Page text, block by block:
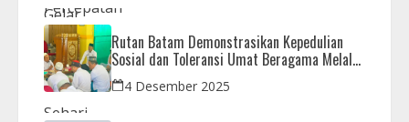
Rutan Batam Demonstrasikan Kepedulian
Sosial dan Toleransi Umat Beragama Melalui
Doa Bersama Korban Bencana
4 Desember 2025